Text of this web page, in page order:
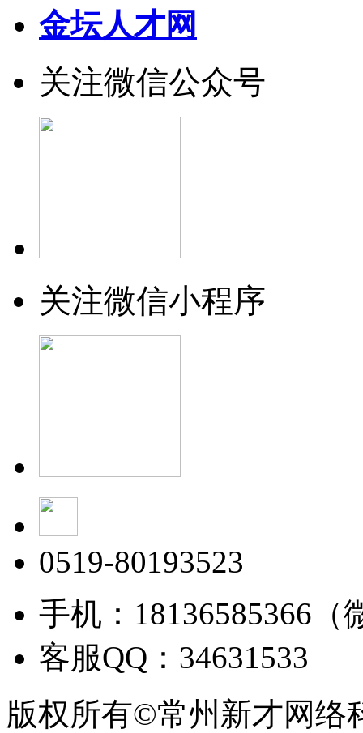
金坛人才网
关注微信公众号
关注微信小程序
0519-80193523
手机：18136585366（
客服QQ：34631533
版权所有©常州新才网络